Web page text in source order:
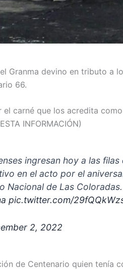
Granma devino en tributo a
66.
carné que los acredita
INFORMACIÓN)
ingresan hoy a las filas
en el acto por el
Nacional de Las Coloradas.
pic.twitter.com/
2, 2022
de Centenario quien tenía